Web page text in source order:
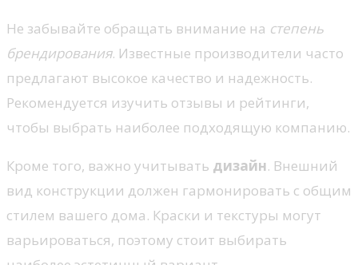
Не забывайте обращать внимание на степень
брендирования. Известные производители часто
предлагают высокое качество и надежность.
Рекомендуется изучить отзывы и рейтинги,
чтобы выбрать наиболее подходящую компанию.
Кроме того, важно учитывать дизайн. Внешний
вид конструкции должен гармонировать с общим
стилем вашего дома. Краски и текстуры могут
варьироваться, поэтому стоит выбирать